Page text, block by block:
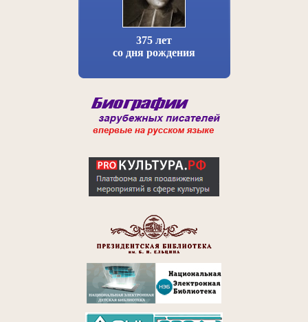
375 лет
со дня рождения